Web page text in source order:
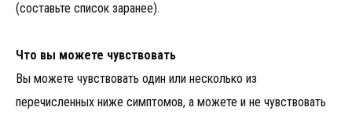
(составьте список заранее).
Что вы можете чувствовать
Вы можете чувствовать один или несколько из
перечисленных ниже симптомов, а можете и не чувствовать